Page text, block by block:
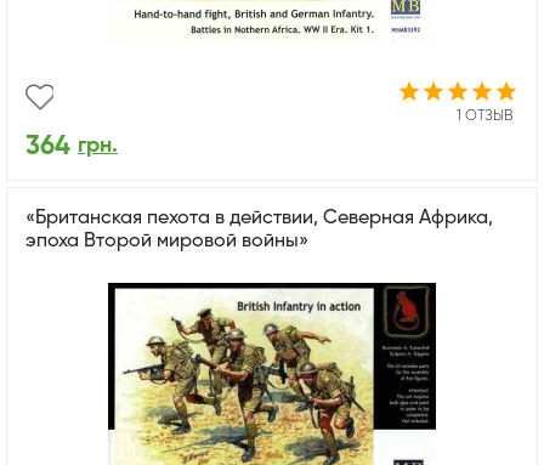
1 ОТЗЫВ
364 грн.
«Британская пехота в действии, Северная Африка,
эпоха Второй мировой войны»